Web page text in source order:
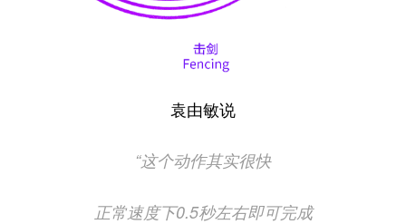
袁由敏说
“这个动作其实很快
正常速度下0.5秒左右即可完成